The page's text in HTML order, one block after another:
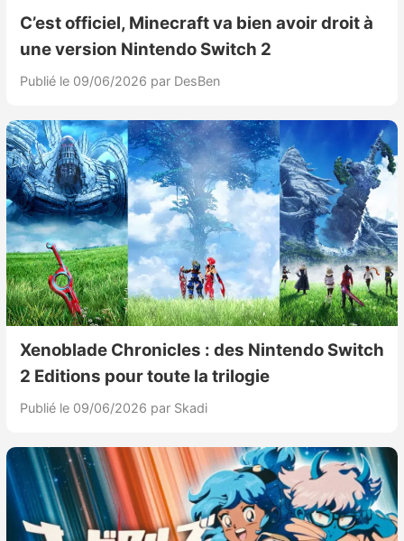
C’est officiel, Minecraft va bien avoir droit à
une version Nintendo Switch 2
Publié le 09/06/2026 par DesBen
Xenoblade Chronicles : des Nintendo Switch
2 Editions pour toute la trilogie
Publié le 09/06/2026 par Skadi